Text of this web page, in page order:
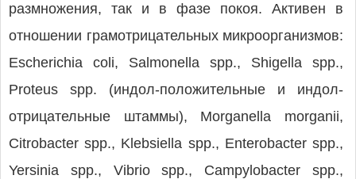
размножения, так и в фазе покоя. Активен в
отношении грамотрицательных микроорганизмов:
Escherichia coli, Salmonella spp., Shigella spp.,
Proteus spp. (индол-положительные и индол-
отрицательные штаммы), Morganella morganii,
Citrobacter spp., Klebsiella spp., Enterobacter spp.,
Yersinia spp., Vibrio spp., Campylobacter spp.,